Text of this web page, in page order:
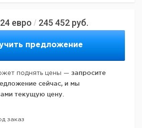
евро / 245 452 руб.
предложение
поднять цены — запросите
сейчас, и мы
текущую цену.
заказ